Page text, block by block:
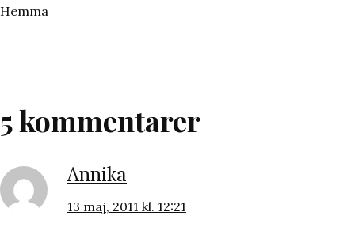
den
Kategoriserat
Hemma
5 kommentarer
Annika
13 maj, 2011 kl. 12:21